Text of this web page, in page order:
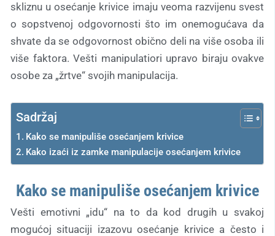
skliznu u osećanje krivice imaju veoma razvijenu svest
o sopstvenoj odgovornosti što im onemogućava da
shvate da se odgovornost obično deli na više osoba ili
više faktora. Vešti manipulatiori upravo biraju ovakve
osobe za „žrtve“ svojih manipulacija.
Sadržaj
Kako se manipuliše osećanjem krivice
Kako izaći iz zamke manipulacije osećanjem krivice
Kako se manipuliše osećanjem krivice
Vešti emotivni „idu“ na to da kod drugih u svakoj
mogućoj situaciji izazovu osećanje krivice a često i